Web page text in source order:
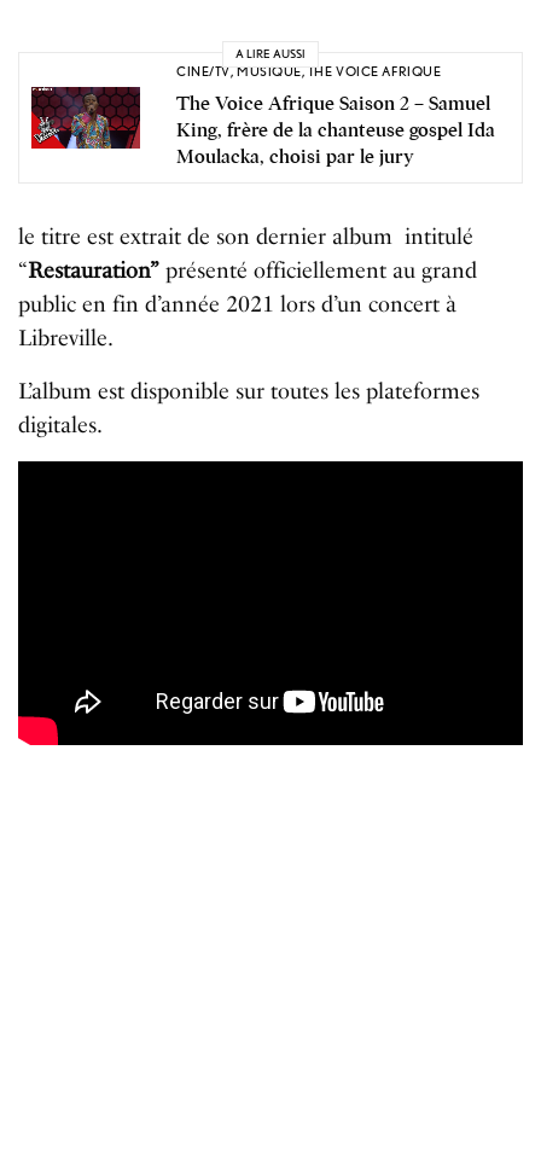
A LIRE AUSSI
CINE/TV, MUSIQUE, THE VOICE AFRIQUE
The Voice Afrique Saison 2 – Samuel
King, frère de la chanteuse gospel Ida
Moulacka, choisi par le jury
le titre est extrait de son dernier album intitulé
“Restauration” présenté officiellement au grand
public en fin d’année 2021 lors d’un concert à
Libreville.
L’album est disponible sur toutes les plateformes
digitales.